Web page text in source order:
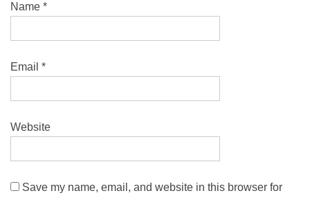
Name *
Email *
Website
Save my name, email, and website in this browser for